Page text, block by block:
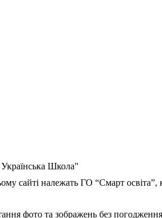
Українська Школа"
сайті належать ГО “Смарт освіта”,
фото та зображень без